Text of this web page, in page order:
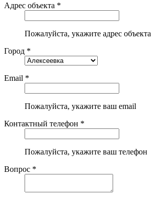
Адрес объекта *
Пожалуйста, укажите адрес объекта
Город *
Email *
Пожалуйста, укажите ваш email
Контактный телефон *
Пожалуйста, укажите ваш телефон
Вопрос *